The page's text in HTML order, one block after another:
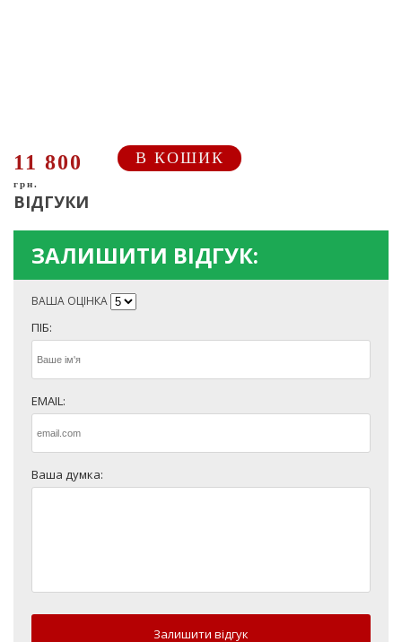
11 800
грн.
В КОШИК
ВІДГУКИ
ЗАЛИШИТИ ВІДГУК:
ВАША ОЦІНКА
ПІБ:
EMAIL:
Ваша думка:
Залишити відгук